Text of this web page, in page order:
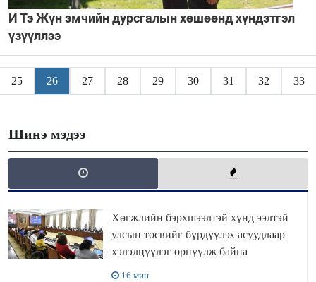
И Тэ Жүн эмчийн дурсгалын хөшөөнд хүндэтгэл
үзүүллээ
25 26 27 28 29 30 31 32 33
Шинэ мэдээ
Хөгжлийн бэрхшээлтэй хүнд ээлтэй
улсын төсвийг бүрдүүлэх асуудлаар
хэлэлцүүлэг өрнүүлж байна
16 мин